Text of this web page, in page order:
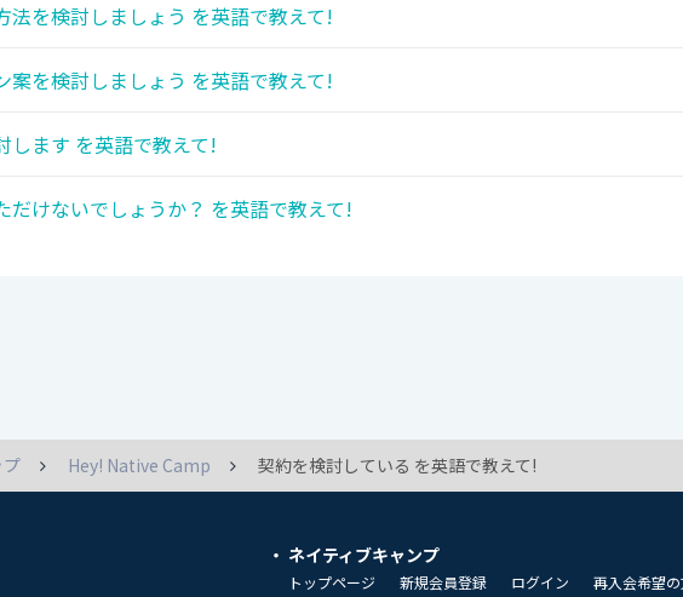
法を検討しましょう を英語で教えて!
案を検討しましょう を英語で教えて!
します を英語で教えて!
だけないでしょうか？ を英語で教えて!
Hey! Native Camp 契約を検討している を英語で教えて!
ネイティブキャンプ
トップページ 新規会員登録 ログイン 再入会希望